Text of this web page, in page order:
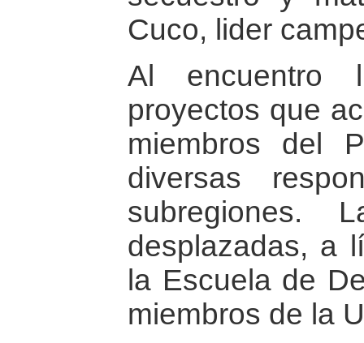
Cuco, lider
Al encuentro
proyectos que
miembros del
diversas
subregiones.
desplazadas, a
la Escuela de
miembros de la